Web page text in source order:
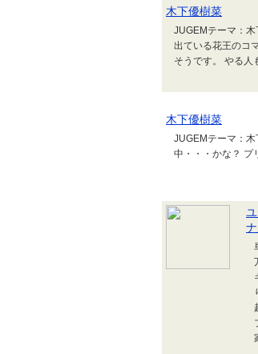
木下優樹菜
JUGEMテーマ：
出ている花王のコ
そうです。 やる人
木下優樹菜
JUGEMテーマ：
中・・・かな？ プ